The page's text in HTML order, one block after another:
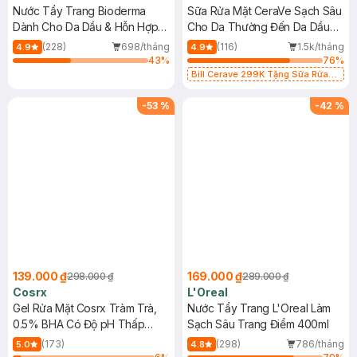
Nước Tẩy Trang Bioderma
Dành Cho Da Dầu & Hỗn Hợp
500ml
4.9 (228)
698/tháng
43%
Sữa Rửa Mặt CeraVe Sạch Sâu
Cho Da Thường Đến Da Dầu
473ml
4.9 (116)
1.5k/tháng
76%
Bill Cerave 299K Tặng Sữa Rửa
-53 %
139.000 ₫298.000 ₫
Cosrx
Gel Rửa Mặt Cosrx Tràm Trà,
0.5% BHA Có Độ pH Thấp
150ml
5.0
(173)
-42 %
169.000 ₫289.000 ₫
L'Oreal
Nước Tẩy Trang L'Oreal Làm
Sạch Sâu Trang Điểm 400ml
4.8 (298)
786/tháng